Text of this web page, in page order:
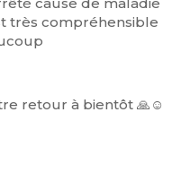
très compréhensible
retour à bientôt 🙏☺️